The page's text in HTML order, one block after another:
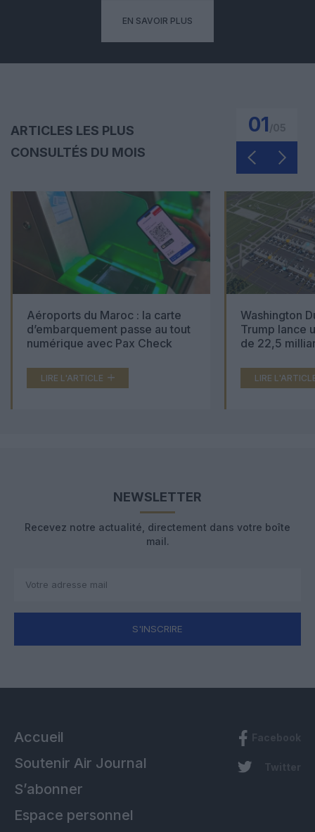
EN SAVOIR PLUS
ARTICLES LES PLUS
CONSULTÉS DU MOIS
01
Aéroports du Maroc : la carte
d’embarquement passe au tout
numérique avec Pax Check
LIRE L'ARTICLE
Washington
Trump lance
de 22,5
LIRE
NEWSLETTER
Recevez notre actualité, directement dans votre boîte
mail.
S'INSCRIRE
Accueil
Soutenir Air Journal
S’abonner
Espace personnel